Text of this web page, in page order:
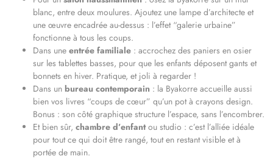
blanc, entre deux moulures. Ajoutez une lampe d’architecte et
une œuvre encadrée au-dessus : l’effet “galerie urbaine”
fonctionne à tous les coups.
Dans une entrée familiale : accrochez des paniers en osier
sur les tablettes basses, pour que les enfants déposent gants et
bonnets en hiver. Pratique, et joli à regarder !
Dans un bureau contemporain : la Byakorre accueille aussi
bien vos livres “coups de cœur” qu’un pot à crayons design.
Bonus : son côté graphique structure l’espace, sans l’encombrer.
Et bien sûr, chambre d’enfantou studio : c’est l’alliée idéale
pour tout ce qui doit être rangé, tout en restant visible et à
portée de main.